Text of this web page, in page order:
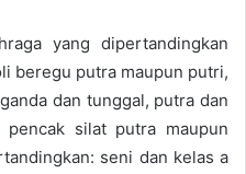
yang dipertandingkan
beregu putra maupun putri,
dan tunggal, putra dan
silat putra maupun
seni dan kelas a